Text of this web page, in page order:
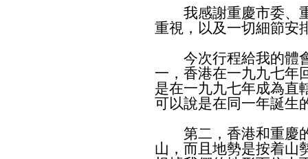
我感謝重慶市委、重
重視，以及一切細節安
今次行程給我的體會
一，香港在一九九七年
是在一九九七年成為直
可以說是在同一年誕生
第二，香港和重慶
山，而且地勢是按着山